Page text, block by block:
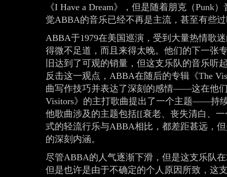
《I Have a Dream》，但是随着朋克（Punk
觉ABBA的音乐已经不再是主流，甚至有些
ABBA于1979在美国巡演，受到大量热情歌
得微不足道，而且来得太晚。他们的下一张
旧达到了可观的销量，但这支乐队的音乐听
反击这一观点，ABBA在随后的专辑《The
曲写作技巧并表达了深刻的感情——这在他
Visitors》的主打歌曲提出了一个主题——持
他歌曲涉及的主题包括[[衰老、丧失清白、
式的轻流行乐与ABBA相比，都差距甚远，
的深刻内涵。
尽管ABBA的人气逐渐下滑，但是这支乐队
但是也许是由于不确定的个人原因所致，这